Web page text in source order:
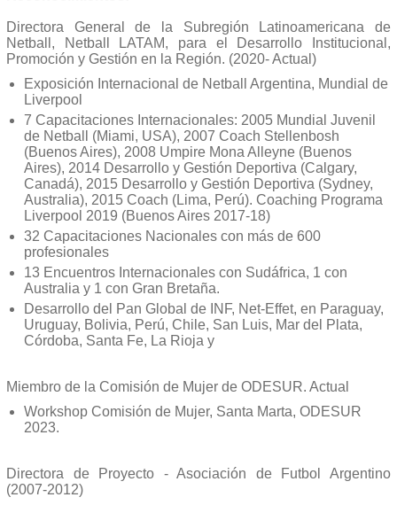
Directora General de la Subregión Latinoamericana de
Netball, Netball LATAM, para el Desarrollo Institucional,
Promoción y Gestión en la Región. (2020- Actual)
Exposición Internacional de Netball Argentina, Mundial de
Liverpool
7 Capacitaciones Internacionales: 2005 Mundial Juvenil
de Netball (Miami, USA), 2007 Coach Stellenbosh
(Buenos Aires), 2008 Umpire Mona Alleyne (Buenos
Aires), 2014 Desarrollo y Gestión Deportiva (Calgary,
Canadá), 2015 Desarrollo y Gestión Deportiva (Sydney,
Australia), 2015 Coach (Lima, Perú). Coaching Programa
Liverpool 2019 (Buenos Aires 2017-18)
32 Capacitaciones Nacionales con más de 600
profesionales
13 Encuentros Internacionales con Sudáfrica, 1 con
Australia y 1 con Gran Bretaña.
Desarrollo del Pan Global de INF, Net-Effet, en Paraguay,
Uruguay, Bolivia, Perú, Chile, San Luis, Mar del Plata,
Córdoba, Santa Fe, La Rioja y
Miembro de la Comisión de Mujer de ODESUR. Actual
Workshop Comisión de Mujer, Santa Marta, ODESUR
2023.
Directora de Proyecto - Asociación de Futbol Argentino
(2007-2012)